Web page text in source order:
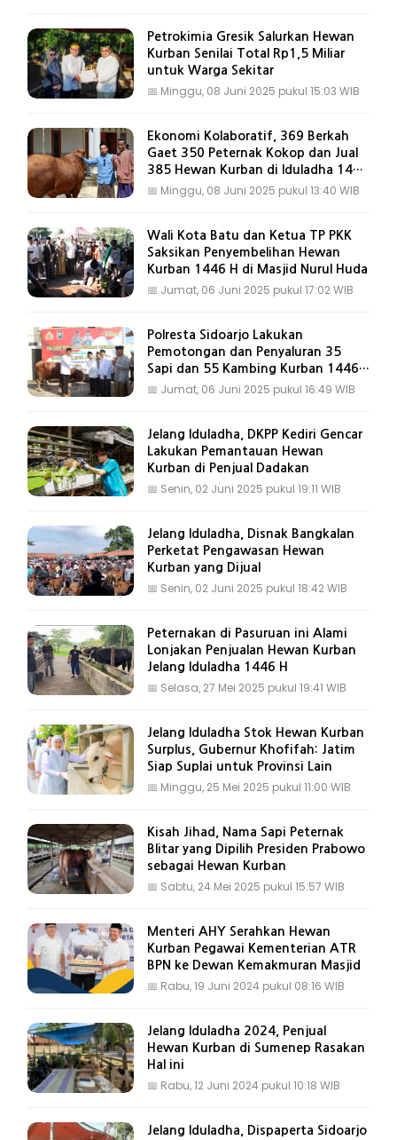
Petrokimia Gresik Salurkan Hewan
Kurban Senilai Total Rp1,5 Miliar
untuk Warga Sekitar
📅 Minggu, 08 Juni 2025 pukul 15:03 WIB
Ekonomi Kolaboratif, 369 Berkah
Gaet 350 Peternak Kokop dan Jual
385 Hewan Kurban di Iduladha 1446
H
📅 Minggu, 08 Juni 2025 pukul 13:40 WIB
Wali Kota Batu dan Ketua TP PKK
Saksikan Penyembelihan Hewan
Kurban 1446 H di Masjid Nurul Huda
📅 Jumat, 06 Juni 2025 pukul 17:02 WIB
Polresta Sidoarjo Lakukan
Pemotongan dan Penyaluran 35
Sapi dan 55 Kambing Kurban 1446
H
📅 Jumat, 06 Juni 2025 pukul 16:49 WIB
Jelang Iduladha, DKPP Kediri Gencar
Lakukan Pemantauan Hewan
Kurban di Penjual Dadakan
📅 Senin, 02 Juni 2025 pukul 19:11 WIB
Jelang Iduladha, Disnak Bangkalan
Perketat Pengawasan Hewan
Kurban yang Dijual
📅 Senin, 02 Juni 2025 pukul 18:42 WIB
Peternakan di Pasuruan ini Alami
Lonjakan Penjualan Hewan Kurban
Jelang Iduladha 1446 H
📅 Selasa, 27 Mei 2025 pukul 19:41 WIB
Jelang Iduladha Stok Hewan Kurban
Surplus, Gubernur Khofifah: Jatim
Siap Suplai untuk Provinsi Lain
📅 Minggu, 25 Mei 2025 pukul 11:00 WIB
Kisah Jihad, Nama Sapi Peternak
Blitar yang Dipilih Presiden Prabowo
sebagai Hewan Kurban
📅 Sabtu, 24 Mei 2025 pukul 15:57 WIB
Menteri AHY Serahkan Hewan
Kurban Pegawai Kementerian ATR
BPN ke Dewan Kemakmuran Masjid
📅 Rabu, 19 Juni 2024 pukul 08:16 WIB
Jelang Iduladha 2024, Penjual
Hewan Kurban di Sumenep Rasakan
Hal ini
📅 Rabu, 12 Juni 2024 pukul 10:18 WIB
Jelang Iduladha, Dispaperta Sidoarjo